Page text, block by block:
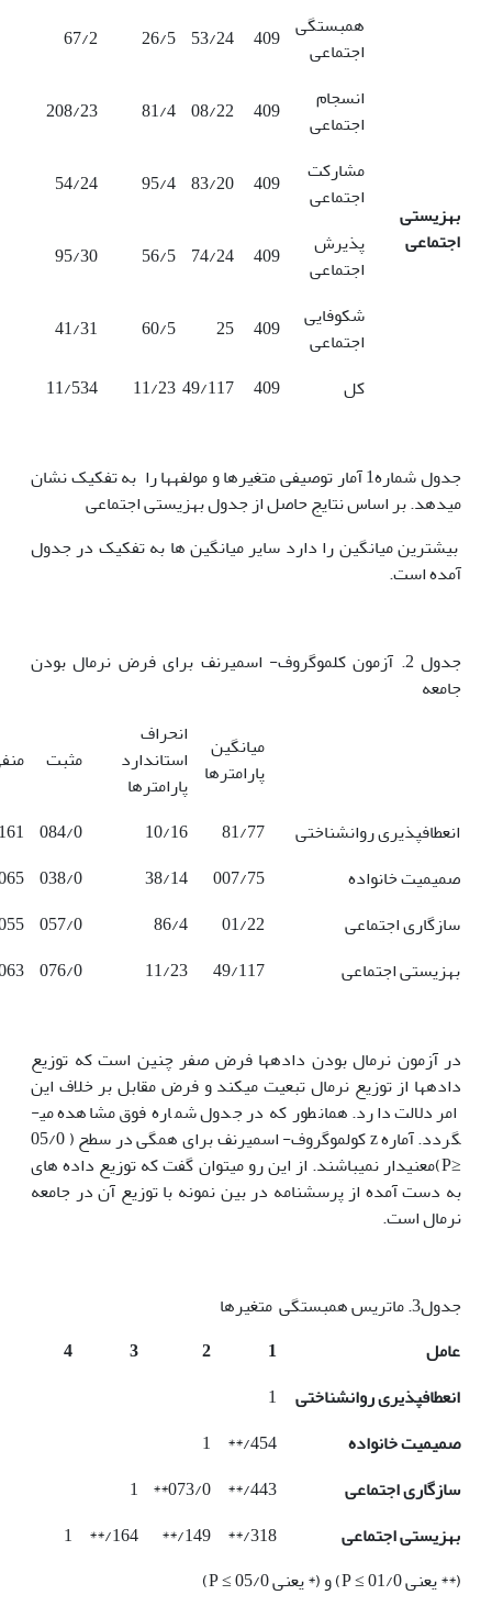
بهزیستی
اجتماعی
همبستگی
اجتماعی
409
53/24
26/5
67/2
انسجام
اجتماعی
409
08/22
81/4
208/23
مشارکت
اجتماعی
409
83/20
95/4
54/24
پذیرش
اجتماعی
409
74/24
56/5
95/30
شکوفایی
اجتماعی
409
25
60/5
41/31
کل
409
49/117
11/23
11/534
جدول شماره1 آمار توصیفی متغیرها و مولفه­ها را به تفکیک نشان
می­دهد. بر اساس نتایج حاصل از جدول بهزیستی اجتماعی
بیشترین میانگین را دارد سایر میانگین ها به تفکیک در جدول
آمده است.
جدول 2. آزمون کلموگروف- اسمیرنف برای فرض نرمال بودن
جامعه
میانگین
پارامترها
انحراف
استاندارد
پارامترها
مثبت
انعطاف­پذیری روانشناختی 81/77
10/16
084/0
صمیمیت خانواده
007/75
38/14
038/0
سازگاری اجتماعی
01/22
86/4
057/0
بهزیستی اجتماعی
49/117
11/23
076/0
در آزمون نرمال بودن داده­ها فرض صفر چنین است که توزیع
داده­ها از توزیع نرمال تبعیت می­کند و فرض مقابل بر خلاف این
امر دلالت دارد. همان­طور که در جدول شماره فوق مشاهده می­
گردد. آماره z کولموگروف- اسمیرنف برای همگی در سطح ( 05/0
≤P)معنی­دار نمی­باشند. از این رو می­توان گفت که توزیع داده های
به دست آمده از پرسشنامه­ در بین نمونه با توزیع آن در جامعه
نرمال است.
جدول3. ماتریس همبستگی متغیرها
عامل
1
2
3
4
انعطاف­پذیری روانشناختی 1
صمیمیت خانواده
454/**
1
سازگاری اجتماعی
443/**
073/0**
1
بهزیستی اجتماعی
318/**
149/**
164/**
1
(** یعنی 01/0 ≥ P) و (* یعنی 05/0 ≥ P)